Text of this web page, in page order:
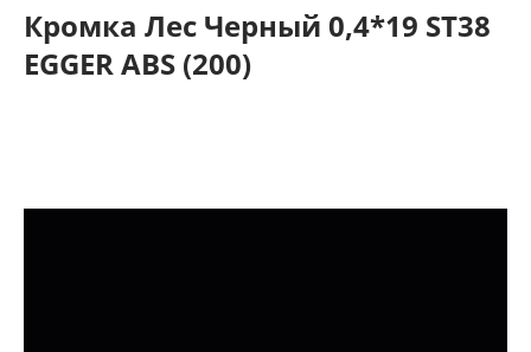
Кромка Лес Черный 0,4*19 ST38
EGGER ABS (200)